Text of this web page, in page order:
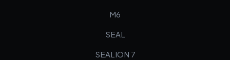
M6
SEAL
SEALION 7